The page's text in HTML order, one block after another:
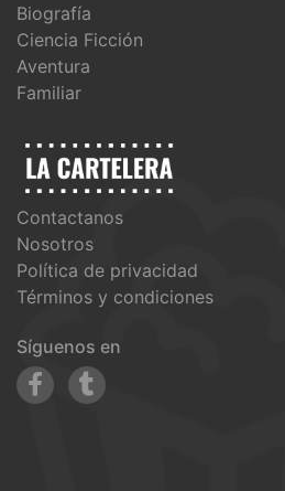
Biografía
Ciencia Ficción
Aventura
Familiar
Contactanos
Nosotros
Política de privacidad
Términos y condiciones
Síguenos en